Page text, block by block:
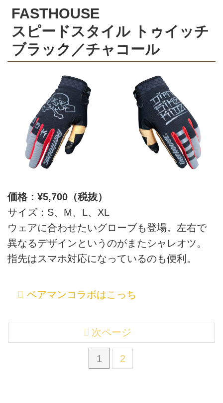
FASTHOUSE
スピードスタイル トゥイッチ
ブラック／チャコール
価格：¥5,700（税抜）
サイズ：S、M、L、XL
ウェアに合わせたいグローブも登場。左右で
異なるデザインというのがまたシャレオツ。
指先はスマホ対応になっているのも便利。
ベアマンコラボはこっち
1 2
次ページ